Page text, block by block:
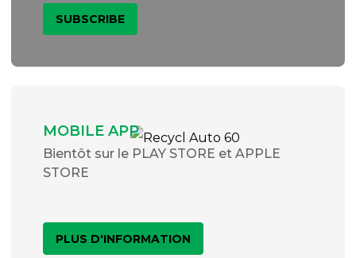
MOBILE APP
Bientôt sur le PLAY STORE et APPLE
STORE
PLUS D'INFORMATION